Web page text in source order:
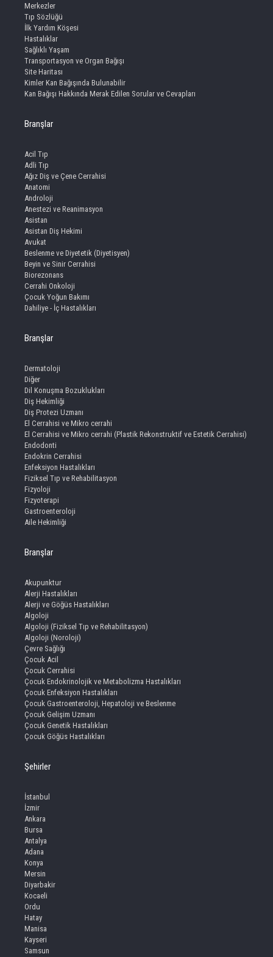
Merkezler
Tıp Sözlüğü
İlk Yardım Köşesi
Hastalıklar
Sağlıklı Yaşam
Transportasyon ve Organ Bağışı
Site Haritası
Kimler Kan Bağışında Bulunabilir
Kan Bağışı Hakkında Merak Edilen Sorular ve Cevapları
Branşlar
Acil Tıp
Adli Tıp
Ağız Diş ve Çene Cerrahisi
Anatomi
Androloji
Anestezi ve Reanimasyon
Asistan
Asistan Diş Hekimi
Avukat
Beslenme ve Diyetetik (Diyetisyen)
Beyin ve Sinir Cerrahisi
Biorezonans
Cerrahi Onkoloji
Çocuk Yoğun Bakımı
Dahiliye - İç Hastalıkları
Branşlar
Dermatoloji
Diğer
Dil Konuşma Bozuklukları
Diş Hekimliği
Diş Protezi Uzmanı
El Cerrahisi ve Mikro cerrahi
El Cerrahisi ve Mikro cerrahi (Plastik Rekonstruktif ve Estetik Cerrahisi)
Endodonti
Endokrin Cerrahisi
Enfeksiyon Hastalıkları
Fiziksel Tıp ve Rehabilitasyon
Fizyoloji
Fizyoterapi
Gastroenteroloji
Aile Hekimliği
Branşlar
Akupunktur
Alerji Hastalıkları
Alerji ve Göğüs Hastalıkları
Algoloji
Algoloji (Fiziksel Tıp ve Rehabilitasyon)
Algoloji (Noroloji)
Çevre Sağlığı
Çocuk Acil
Çocuk Cerrahisi
Çocuk Endokrinolojik ve Metabolizma Hastalıkları
Çocuk Enfeksiyon Hastalıkları
Çocuk Gastroenteroloji, Hepatoloji ve Beslenme
Çocuk Gelişim Uzmanı
Çocuk Genetik Hastalıkları
Çocuk Göğüs Hastalıkları
Şehirler
İstanbul
İzmir
Ankara
Bursa
Antalya
Adana
Konya
Mersin
Diyarbakir
Kocaeli
Ordu
Hatay
Manisa
Kayseri
Samsun